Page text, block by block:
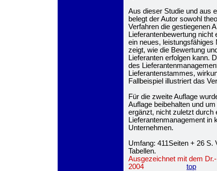
Aus dieser Studie und aus
belegt der Autor sowohl
Verfahren die gestiegenen
Lieferantenbewertung
ein neues, leistungsfähiges
zeigt, wie die Bewertung
Lieferanten erfolgen kann.
des
Lieferantenstammes,
Fallbeispiel illustriert das
Für die zweite Auflage
Auflage beibehalten und
ergänzt, nicht zuletzt durch
Lieferantenmanagement in
Unternehmen.
Umfang: 411Seiten + 26 S.
Tabellen.
Ausgezeichnet mit dem
2004 top